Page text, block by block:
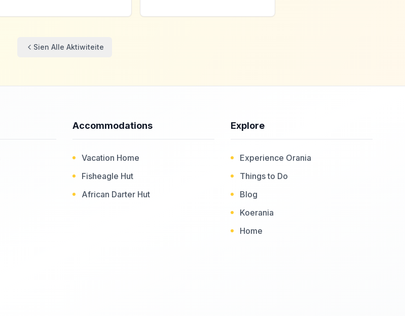
Sien Alle Aktiwiteite
Accommodations
Vacation Home
Fisheagle Hut
African Darter Hut
Explore
Experience Orania
Things to Do
Blog
Koerania
Home